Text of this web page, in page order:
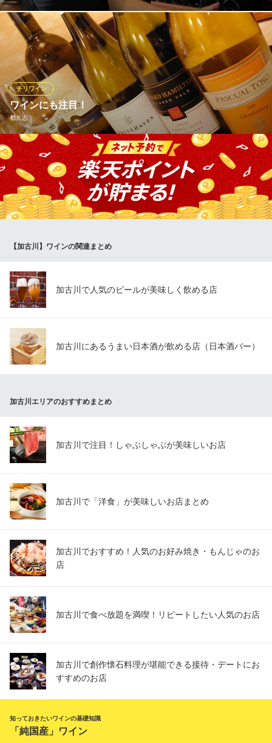
BAR 1986 KAKOGAWA
ホテル内個室イタリアン
ＪＲ加古川駅 徒歩6分
兵庫県加古川市加古川町溝之口800 加古川プラザホテル1F
国際ソムリエ厳選の日本酒とワインを数多く取り揃えておりま
す。 一つ一つのお料理に合ったお酒を、お客様のお好みに合わせ
ながら、ソムリエがセレクトいたします。 お酒とお料理とのマリ
アージュをぜひお楽しみください。
味季料理 りんどう
季節の懐石・鉄板和食
ＪＲ加古川駅 徒歩17分
兵庫県加古川市加古川町木村474-2
ワインにも注目！
都久志
チリワイン
フランスは勿論のこと、イタリア・スペイン・南アフリカ・ドイ
ツ・アメリカ・南米（チリ）など・・・お客様のリクエストにて
御取り寄せさせて頂いております。 和食・天ぷらとワインの以
外な組み合わせを、当店で味わってみては？
ＪＲ東加古川駅南口 徒歩2分
【加古川】ワインの関連まとめ
加古川で人気のビールが美味しく飲める店
加古川にあるうまい日本酒が飲める店（日本酒バー）
加古川エリアのおすすめまとめ
加古川で注目！しゃぶしゃぶが美味しいお店
加古川で「洋食」が美味しいお店まとめ
加古川でおすすめ！人気のお好み焼き・もんじゃのお
店
加古川で食べ放題を満喫！リピートしたい人気のお店
加古川で創作懐石料理が堪能できる接待・デートにお
すすめのお店
知っておきたいワインの基礎知識
「純国産」ワイン